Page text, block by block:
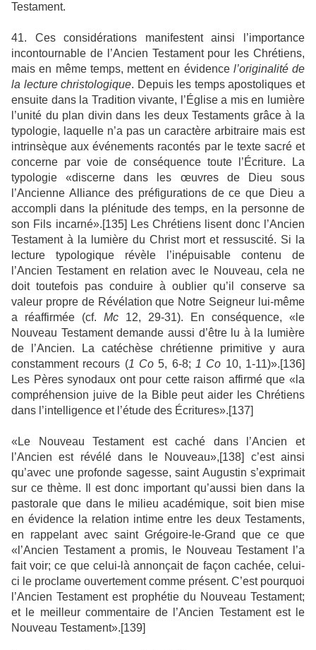
Testament.
41. Ces considérations manifestent ainsi l’importance
incontournable de l’Ancien Testament pour les Chrétiens,
mais en même temps, mettent en évidence l’originalité de
la lecture christologique. Depuis les temps apostoliques et
ensuite dans la Tradition vivante, l’Église a mis en lumière
l’unité du plan divin dans les deux Testaments grâce à la
typologie, laquelle n’a pas un caractère arbitraire mais est
intrinsèque aux événements racontés par le texte sacré et
concerne par voie de conséquence toute l’Écriture. La
typologie «discerne dans les œuvres de Dieu sous
l’Ancienne Alliance des préfigurations de ce que Dieu a
accompli dans la plénitude des temps, en la personne de
son Fils incarné».[135] Les Chrétiens lisent donc l’Ancien
Testament à la lumière du Christ mort et ressuscité. Si la
lecture typologique révèle l’inépuisable contenu de
l’Ancien Testament en relation avec le Nouveau, cela ne
doit toutefois pas conduire à oublier qu’il conserve sa
valeur propre de Révélation que Notre Seigneur lui-même
a réaffirmée (cf. Mc 12, 29-31). En conséquence, «le
Nouveau Testament demande aussi d’être lu à la lumière
de l’Ancien. La catéchèse chrétienne primitive y aura
constamment recours (1 Co 5, 6-8; 1 Co 10, 1-11)».[136]
Les Pères synodaux ont pour cette raison affirmé que «la
compréhension juive de la Bible peut aider les Chrétiens
dans l’intelligence et l’étude des Écritures».[137]
«Le Nouveau Testament est caché dans l’Ancien et
l’Ancien est révélé dans le Nouveau»,[138] c’est ainsi
qu’avec une profonde sagesse, saint Augustin s’exprimait
sur ce thème. Il est donc important qu’aussi bien dans la
pastorale que dans le milieu académique, soit bien mise
en évidence la relation intime entre les deux Testaments,
en rappelant avec saint Grégoire-le-Grand que ce que
«l’Ancien Testament a promis, le Nouveau Testament l’a
fait voir; ce que celui-là annonçait de façon cachée, celui-
ci le proclame ouvertement comme présent. C’est pourquoi
l’Ancien Testament est prophétie du Nouveau Testament;
et le meilleur commentaire de l’Ancien Testament est le
Nouveau Testament».[139]